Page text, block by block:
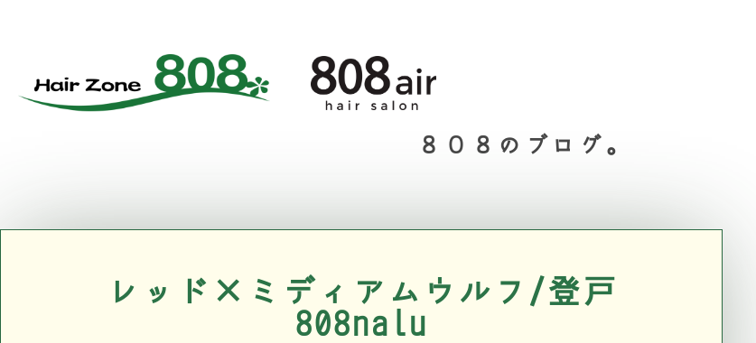
８０８のブログ。
レッド×ミディアムウルフ/登戸
808nalu